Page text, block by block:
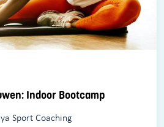
Indoor Bootcamp
Sport Coaching